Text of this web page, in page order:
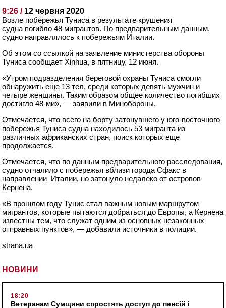
НОВИНИ
18:20
Ветеранам Сумщини спростять доступ до пенсій і
9:26 / 12 червня 2020
Возле побережья Туниса в результате крушения
судна погибло 48 мигрантов. По предварительным данным,
судно направлялось к побережьям Италии.
Об этом со ссылкой на заявление министерства обороны
Туниса сообщает Xinhua, в пятницу, 12 июня.
«Утром подразделения береговой охраны Туниса смогли
обнаружить еще 13 тел, среди которых девять мужчин и
четыре женщины. Таким образом общее количество погибших
достигло 48-ми», — заявили в Минобороны.
Отмечается, что всего на борту затонувшего у юго-восточного
побережья Туниса судна находилось 53 мигранта из
различных африканских стран, поиск которых еще
продолжается.
Отмечается, что по данным предварительного расследования,
судно отчалило с побережья вблизи города Сфакс в
направлении Италии, но затонуло недалеко от островов
Кернена.
«В прошлом году Тунис стал важным новым маршрутом
мигрантов, которые пытаются добраться до Европы, а Кернена
известны тем, что служат одним из основных незаконных
отправных пунктов», — добавили источники в полиции.
strana.ua